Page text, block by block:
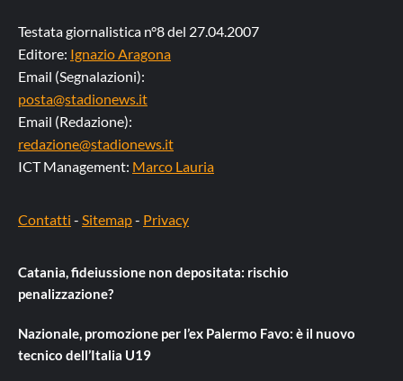
Testata giornalistica n°8 del 27.04.2007
Editore: Ignazio Aragona
Email (Segnalazioni):
posta@stadionews.it
Email (Redazione):
redazione@stadionews.it
ICT Management: Marco Lauria
Contatti - Sitemap- Privacy
Catania, fideiussione non depositata: rischio
penalizzazione?
Nazionale, promozione per l’ex Palermo Favo: è il nuovo
tecnico dell’Italia U19